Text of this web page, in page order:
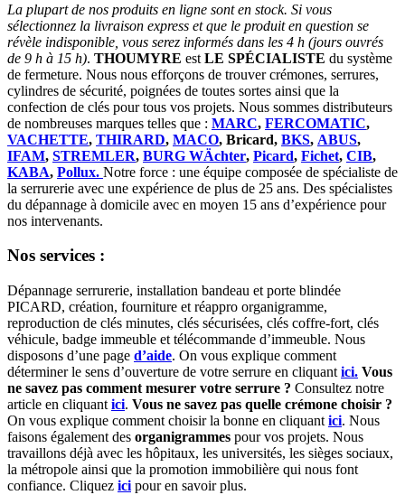
La plupart de nos produits en ligne sont en stock. Si vous
sélectionnez la livraison express et que le produit en question se
révèle indisponible, vous serez informés dans les 4 h (jours ouvrés
de 9 h à 15 h). THOUMYRE est LE SPÉCIALISTE du système
de fermeture. Nous nous efforçons de trouver crémones, serrures,
cylindres de sécurité, poignées de toutes sortes ainsi que la
confection de clés pour tous vos projets. Nous sommes distributeurs
de nombreuses marques telles que : MARC, FERCOMATIC,
VACHETTE, THIRARD, MACO, Bricard, BKS, ABUS,
IFAM, STREMLER, BURG WÄchter, Picard, Fichet, CIB,
KABA, Pollux. Notre force : une équipe composée de spécialiste de
la serrurerie avec une expérience de plus de 25 ans. Des spécialistes
du dépannage à domicile avec en moyen 15 ans d’expérience pour
nos intervenants.
Nos services :
Dépannage serrurerie, installation bandeau et porte blindée
PICARD, création, fourniture et réappro organigramme,
reproduction de clés minutes, clés sécurisées, clés coffre-fort, clés
véhicule, badge immeuble et télécommande d’immeuble. Nous
disposons d’une page d’aide. On vous explique comment
déterminer le sens d’ouverture de votre serrure en cliquant ici. Vous
ne savez pas comment mesurer votre serrure ? Consultez notre
article en cliquant ici. Vous ne savez pas quelle crémone choisir ?
On vous explique comment choisir la bonne en cliquant ici. Nous
faisons également des organigrammes pour vos projets. Nous
travaillons déjà avec les hôpitaux, les universités, les sièges sociaux,
la métropole ainsi que la promotion immobilière qui nous font
confiance. Cliquez ici pour en savoir plus.